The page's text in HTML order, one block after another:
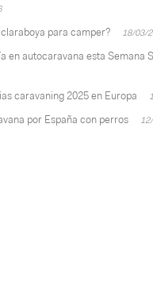
para camper? 18/03/
en autocaravana esta Semana
caravaning 2025 en Europa
por España con perros